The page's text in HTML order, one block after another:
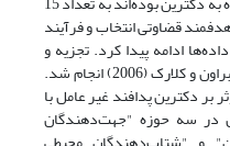
قضاوتی انتخاب و فرآیند
ادامه پیدا کرد. تجزیه و
تحلیل داده‌ها به روش تحلیل محتوی براون و کلارک (2006) انجام شد.
بر دکترین پدافند غیر عامل با
در سه حوزه "جهت‌دهندگان